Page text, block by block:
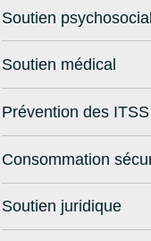
Soutien psychosocial
Soutien médical
Prévention des ITSS
Consommation
Soutien juridique